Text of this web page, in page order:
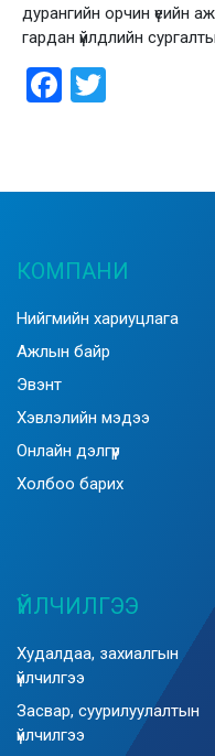
дурангийн орчин үеийн
гардан үйлдлийн
Facebook
КОМПАНИ
Нийгмийн хариуцлага
Ажлын байр
Эвэнт
Хэвлэлийн мэдээ
Онлайн дэлгүүр
Холбоо барих
ҮЙЛЧИЛГЭЭ
Худалдаа, захиалгын
үйлчилгээ
Засвар, суурилуулалтын
үйлчилгээ